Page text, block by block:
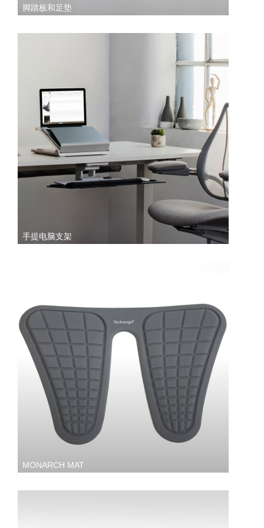
脚踏板和足垫
手提电脑支架
MONARCH MAT